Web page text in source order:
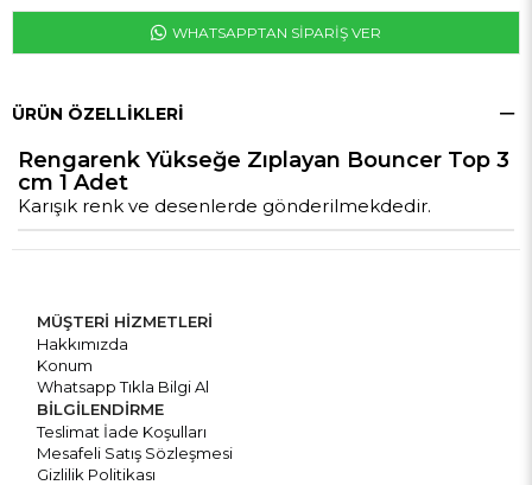
WHATSAPPTAN SİPARİŞ VER
ÜRÜN ÖZELLIKLERI
Rengarenk Yükseğe Zıplayan Bouncer Top 3
cm 1 Adet
Karışık renk ve desenlerde gönderilmekdedir.
MÜŞTERİ HİZMETLERİ
Hakkımızda
Konum
Whatsapp Tıkla Bilgi Al
BİLGİLENDİRME
Teslimat İade Koşulları
Mesafeli Satış Sözleşmesi
Gizlilik Politikası